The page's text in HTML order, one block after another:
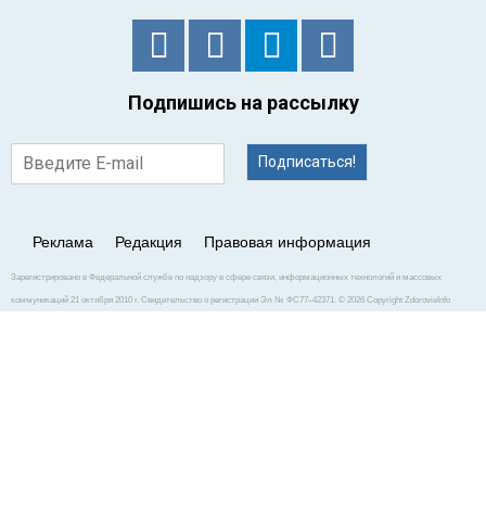
Подпишись на рассылку
Подписаться!
Реклама Редакция Правовая информация
Зарегистрировано в Федеральной службе по надзору в сфере связи, информационных технологий и массовых
коммуникаций 21 октября 2010 г. Свидетельство о регистрации Эл № ФС77–42371. © 2026 Copyright ZdorovieInfo